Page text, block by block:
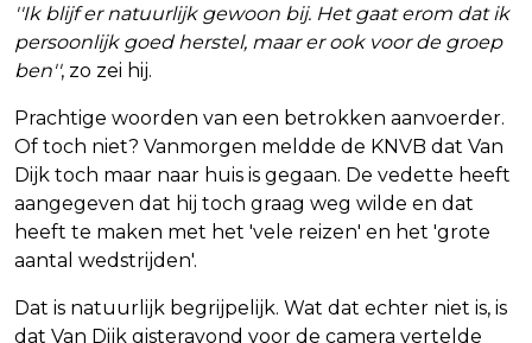
''Ik blijf er natuurlijk gewoon bij. Het gaat erom dat ik
persoonlijk goed herstel, maar er ook voor de groep
ben'', zo zei hij.
Prachtige woorden van een betrokken aanvoerder.
Of toch niet? Vanmorgen meldde de KNVB dat Van
Dijk toch maar naar huis is gegaan. De vedette heeft
aangegeven dat hij toch graag weg wilde en dat
heeft te maken met het 'vele reizen' en het 'grote
aantal wedstrijden'.
Dat is natuurlijk begrijpelijk. Wat dat echter niet is, is
dat Van Dijk gisteravond voor de camera vertelde